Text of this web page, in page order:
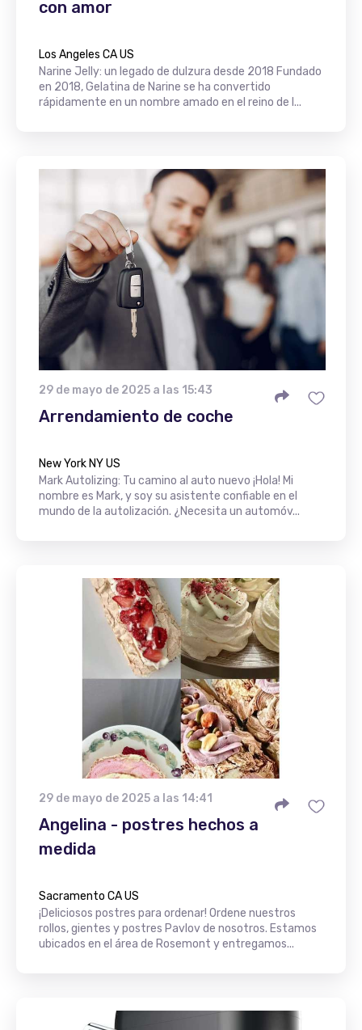
con amor
Los Angeles CA US
Narine Jelly: un legado de dulzura desde 2018 Fundado
en 2018, Gelatina de Narine se ha convertido
rápidamente en un nombre amado en el reino de l...
29 de mayo de 2025 a las 15:43
Arrendamiento de coche
New York NY US
Mark Autolizing: Tu camino al auto nuevo ¡Hola! Mi
nombre es Mark, y soy su asistente confiable en el
mundo de la autolización. ¿Necesita un automóv...
29 de mayo de 2025 a las 14:41
Angelina - postres hechos a
medida
Sacramento CA US
¡Deliciosos postres para ordenar! Ordene nuestros
rollos, gientes y postres Pavlov de nosotros. Estamos
ubicados en el área de Rosemont y entregamos...